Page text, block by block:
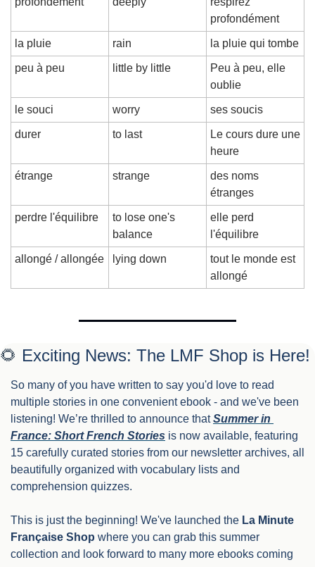
profondément
la pluie rain la pluie qui tombe
peu à peu little by little
Peu à peu, elle
oublie
le souci worry ses soucis
durer to last
Le cours dure une
heure
étrange strange
des noms
étranges
perdre l'équilibre
to lose one's
balance
elle perd
l'équilibre
allongé / allongée lying down
tout le monde est
allongé
🌻 Exciting News: The LMF Shop is Here!
So many of you have written to say you'd love to read
multiple stories in one convenient ebook - and we've been
listening! We’re thrilled to announce that Summer in
France: Short French Stories is now available, featuring
15 carefully curated stories from our newsletter archives, all
beautifully organized with vocabulary lists and
comprehension quizzes.
This is just the beginning! We've launched the La Minute
Française Shop where you can grab this summer
collection and look forward to many more ebooks coming